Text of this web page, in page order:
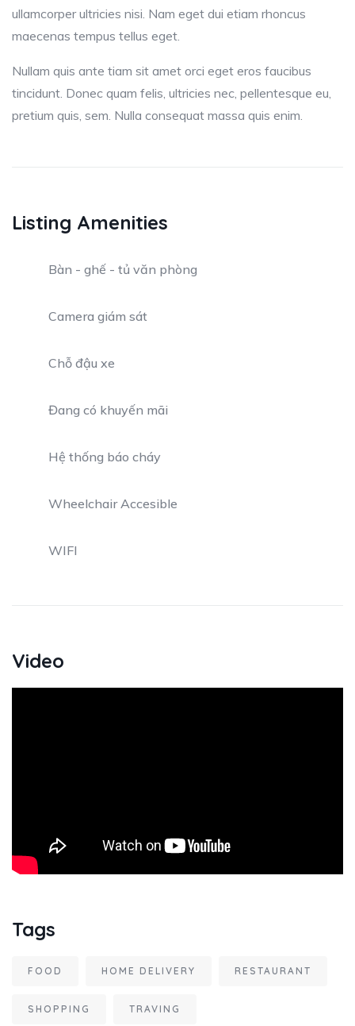
ullamcorper ultricies nisi. Nam eget dui etiam rhoncus
maecenas tempus tellus eget.
Nullam quis ante tiam sit amet orci eget eros faucibus
tincidunt. Donec quam felis, ultricies nec, pellentesque eu,
pretium quis, sem. Nulla consequat massa quis enim.
Listing Amenities
Bàn - ghế - tủ văn phòng
Camera giám sát
Chỗ đậu xe
Đang có khuyến mãi
Hệ thống báo cháy
Wheelchair Accesible
WIFI
Video
Tags
FOOD HOME DELIVERY RESTAURANT
SHOPPING TRAVING